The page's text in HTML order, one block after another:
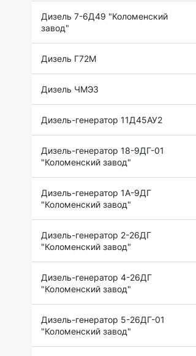
Дизель 7-6Д49 "Коломенский
завод"
Дизель Г72М
Дизель ЧМЭ3
Дизель-генератор 11Д45АУ2
Дизель-генератор 18-9ДГ-01
"Коломенский завод"
Дизель-генератор 1А-9ДГ
"Коломенский завод"
Дизель-генератор 2-26ДГ
"Коломенский завод"
Дизель-генератор 4-26ДГ
"Коломенский завод"
Дизель-генератор 5-26ДГ-01
"Коломенский завод"